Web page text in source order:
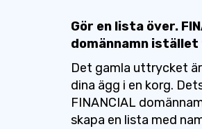
Gör en lista över.
domännamn
Det gamla uttrycket
dina ägg i en korg.
FINANCIAL
skapa en lista med